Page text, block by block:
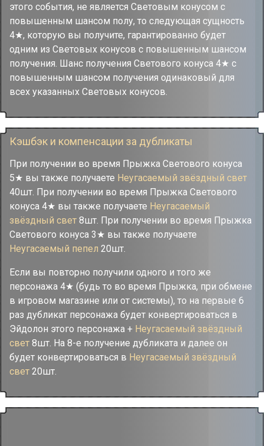
этого события, не является Световым конусом с
повышенным шансом полу, то следующая сущность
4★, которую вы получите, гарантированно будет
одним из Световых конусов с повышенным шансом
получения. Шанс получения Светового конуса 4★ с
повышенным шансом получения одинаковый для
всех указанных Световых конусов.
Кэшбэк и компенсации за дубликаты
При получении во время Прыжка Светового конуса
5★ вы также получаете Неугасаемый звёздный свет
40шт. При получении во время Прыжка Светового
конуса 4★ вы также получаете Неугасаемый
звёздный свет 8шт. При получении во время Прыжка
Светового конуса 3★ вы также получаете
Неугасаемый пепел 20шт.
Если вы повторно получили одного и того же
персонажа 4★ (будь то во время Прыжка, при обмене
в игровом магазине или от системы), то на первые 6
раз дубликат персонажа будет конвертироваться в
Эйдолон этого персонажа + Неугасаемый звёздный
свет 8шт. На 8-е получение дубликата и далее он
будет конвертироваться в Неугасаемый звёздный
свет 20шт.